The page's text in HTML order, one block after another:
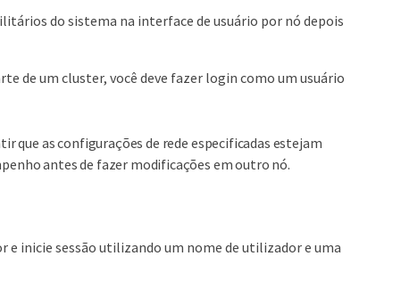
do sistema na interface de usuário por nó depois
de um cluster, você deve fazer login como um usuário
que as configurações de rede especificadas estejam
antes de fazer modificações em outro nó.
e inicie sessão utilizando um nome de utilizador e uma